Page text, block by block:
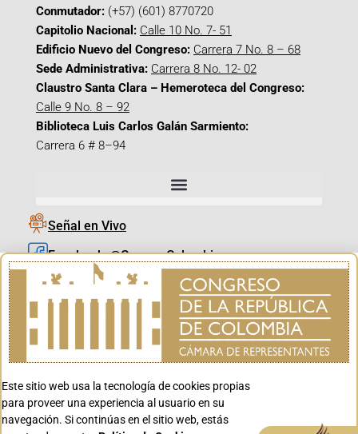
Conmutador: (+57) (601) 8770720
Capitolio Nacional: Calle 10 No. 7- 51
Edificio Nuevo del Congreso: Carrera 7 No. 8 – 68
Sede Administrativa: Carrera 8 No. 12- 02
Claustro Santa Clara – Hemeroteca del Congreso:
Calle 9 No. 8 – 92
Biblioteca Luis Carlos Galán Sarmiento:
Carrera 6 # 8–94
Señal en Vivo
Facebook_@CamaraColombia
Instagram_@CamaraColombia
X_@CamaraColombia
Youtube_@CamaraColombia
Youtube_@CanalCongreso
Este sitio web usa la tecnología de cookies propias
para proveer una experiencia al usuario en su
navegación. Si continúas en el sitio web, estás